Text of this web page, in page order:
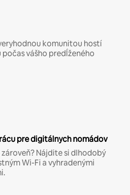
komunitou hostí
vášho predĺženého
pre digitálnych nomádov
Nájdite si dlhodobý
Wi-Fi a vyhradenými